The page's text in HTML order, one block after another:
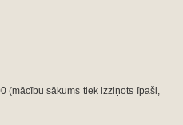
(mācību sākums tiek izziņots īpaši,